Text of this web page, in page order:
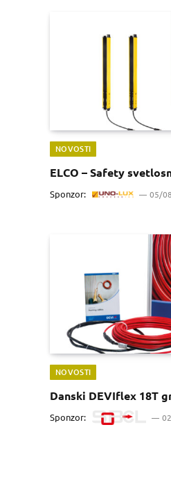
NOVOSTI
ELCO – Safety
Sponzor: 05/
NOVOSTI
Danski DEVIflex 18T
Sponzor: